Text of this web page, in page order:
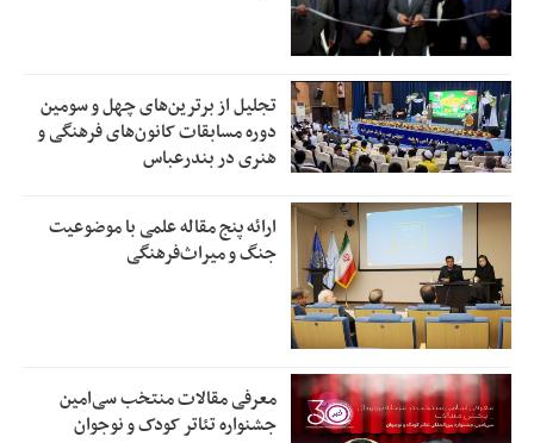
تجلیل از بر‌ترین‌های چهل و سومین
دوره مسابقات کانون‌های فرهنگی و
هنری در بندرعباس
ارائه پنج مقاله علمی با موضوعیت
جنگ و میراث‌فرهنگی
معرفی مقالات منتخب سی‌امین
جشنواره تئاتر کودک و نوجوان